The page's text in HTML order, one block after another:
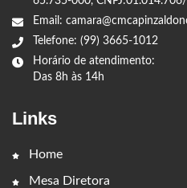
Email:
Telefone: (99) 3665-1012
Horário de atendimento:
Das 8h às 14h
Links
Home
Mesa Diretora